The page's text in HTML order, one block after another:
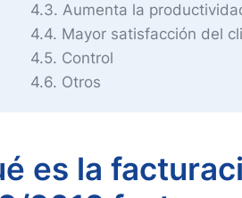
4.3 Aumenta la
4.4 Mayor satisfacción del
4.5 Control
4.6 Otros
es la